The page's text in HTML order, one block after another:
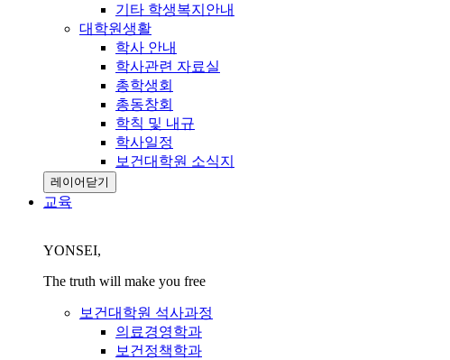
기타 학생복지안내
대학원생활
학사 안내
학사관련 자료실
총학생회
총동창회
학칙 및 내규
학사일정
보건대학원 소식지
레이어닫기
교육
YONSEI,
The truth will make you free
보건대학원 석사과정
의료경영학과
보건정책학과